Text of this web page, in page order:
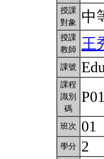
授課
對象
中
授課
教師
王
課號
課程
識別
碼
班次 01
學分 2